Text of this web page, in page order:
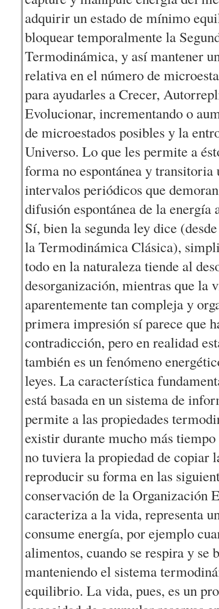
adquirir un estado de mínimo
bloquear temporalmente la
Termodinámica, y así mantener
relativa en el número de
para ayudarles a Crecer,
Evolucionar, incrementando o
de microestados posibles y la
Universo. Lo que les permite a
forma no espontánea y transitoria
intervalos periódicos que
difusión espontánea de la energía
Sí, bien la segunda ley dice
la Termodinámica Clásica),
todo en la naturaleza tiende al
desorganización, mientras que la
aparentemente tan compleja y
primera impresión sí parece que
contradicción, pero en realidad
también es un fenómeno
leyes. La característica
está basada en un sistema de
permite a las propiedades
existir durante mucho más
no tuviera la propiedad de copiar
reproducir su forma en las
conservación de la Organización
caracteriza a la vida, representa
consume energía, por ejemplo
alimentos, cuando se respira y se
manteniendo el sistema
equilibrio. La vida, pues, es un